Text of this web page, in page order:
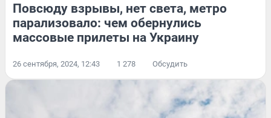
Повсюду взрывы, нет света, метро
парализовало: чем обернулись
массовые прилеты на Украину
26 сентября, 2024, 12:43 1 278 Обсудить